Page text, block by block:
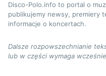
Disco-Polo.info to portal o
publikujemy newsy, premiery
informacje o koncertach.
Dalsze rozpowszechnianie
lub w części wymaga